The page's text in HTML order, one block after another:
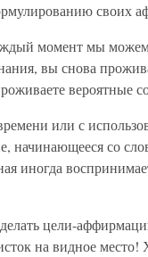
своих
момент мы
вы снова
вероятные
или с
начинающееся со
иногда
цели-
на видное место!